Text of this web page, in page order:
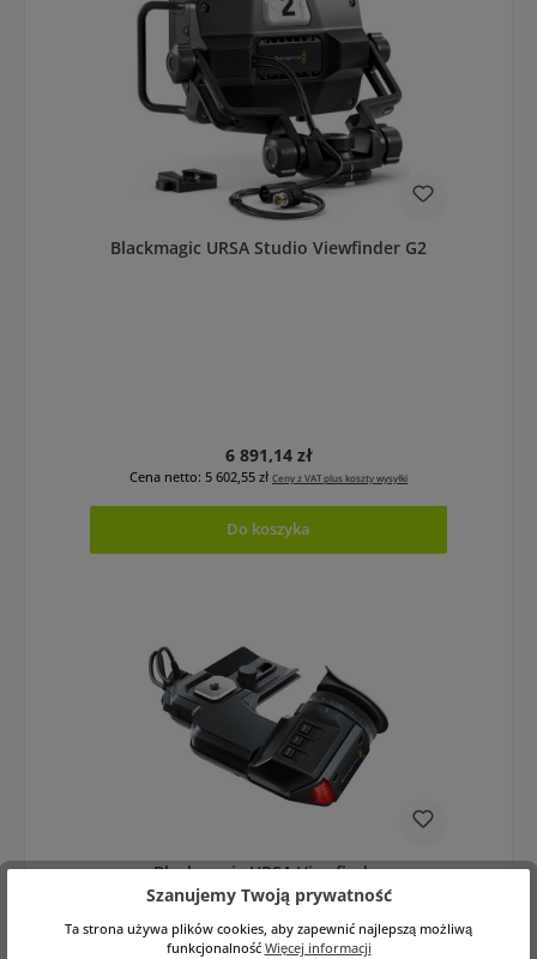
Blackmagic URSA Studio Viewfinder G2
Cena regularna:
6 891,14 zł
Cena netto: 5 602,55 zł Ceny z VAT plus koszty wysyłki
Do koszyka
Blackmagic URSA Viewfinder
Szanujemy Twoją prywatność
Ta strona używa plików cookies, aby zapewnić najlepszą możliwą
funkcjonalność Więcej informacji